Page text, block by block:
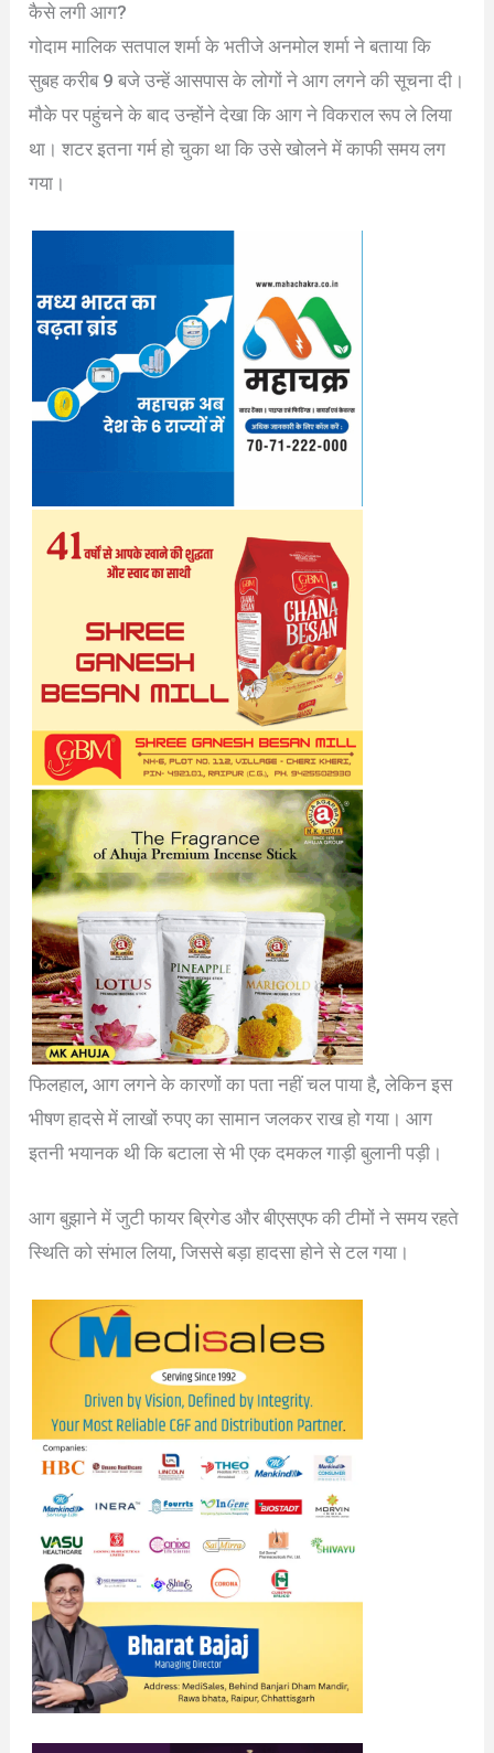
कैसे लगी आग?
गोदाम मालिक सतपाल शर्मा के भतीजे अनमोल शर्मा ने बताया कि
सुबह करीब 9 बजे उन्हें आसपास के लोगों ने आग लगने की सूचना दी।
मौके पर पहुंचने के बाद उन्होंने देखा कि आग ने विकराल रूप ले लिया
था। शटर इतना गर्म हो चुका था कि उसे खोलने में काफी समय लग
गया।
फिलहाल, आग लगने के कारणों का पता नहीं चल पाया है, लेकिन इस
भीषण हादसे में लाखों रुपए का सामान जलकर राख हो गया। आग
इतनी भयानक थी कि बटाला से भी एक दमकल गाड़ी बुलानी पड़ी।
आग बुझाने में जुटी फायर ब्रिगेड और बीएसएफ की टीमों ने समय रहते
स्थिति को संभाल लिया, जिससे बड़ा हादसा होने से टल गया।